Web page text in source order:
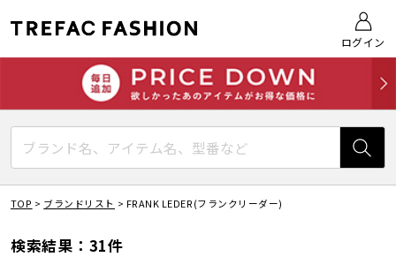
ログイン
TOP > ブランドリスト > FRANK LEDER(フランクリーダー)
検索結果：31件